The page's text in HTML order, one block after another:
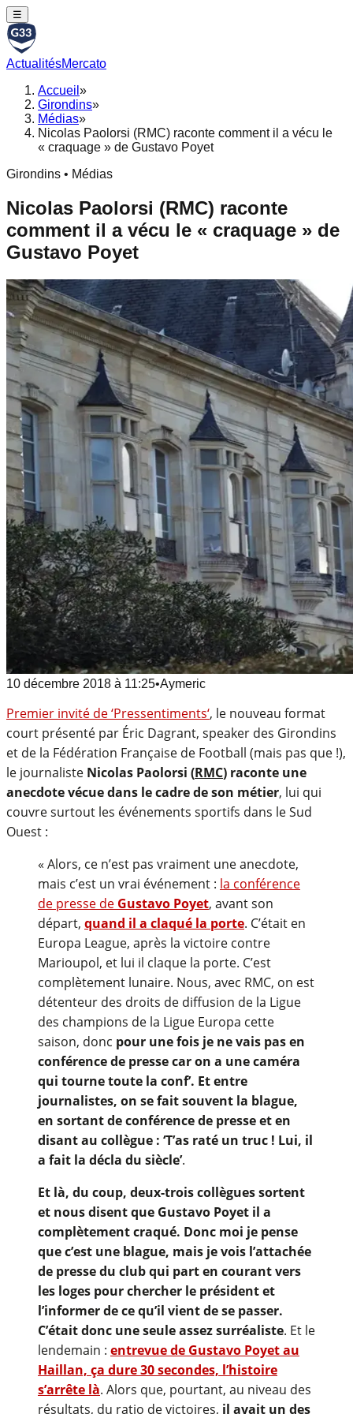
☰
ActualitésMercato
Accueil »
Girondins»
Médias»
Nicolas Paolorsi (RMC) raconte comment il a vécu le
« craquage » de Gustavo Poyet
Girondins • Médias
Nicolas Paolorsi (RMC) raconte
comment il a vécu le « craquage » de
Gustavo Poyet
10 décembre 2018 à 11:25•Aymeric
Premier invité de ‘Pressentiments‘, le nouveau format
court présenté par Éric Dagrant, speaker des Girondins
et de la Fédération Française de Football (mais pas que !),
le journaliste Nicolas Paolorsi (RMC) raconte une
anecdote vécue dans le cadre de son métier, lui qui
couvre surtout les événements sportifs dans le Sud
Ouest :
« Alors, ce n’est pas vraiment une anecdote,
mais c’est un vrai événement : la conférence
de presse de Gustavo Poyet, avant son
départ, quand il a claqué la porte. C’était en
Europa League, après la victoire contre
Marioupol, et lui il claque la porte. C’est
complètement lunaire. Nous, avec RMC, on est
détenteur des droits de diffusion de la Ligue
des champions de la Ligue Europa cette
saison, donc pour une fois je ne vais pas en
conférence de presse car on a une caméra
qui tourne toute la conf’. Et entre
journalistes, on se fait souvent la blague,
en sortant de conférence de presse et en
disant au collègue : ‘T’as raté un truc ! Lui, il
a fait la décla du siècle’.
Et là, du coup, deux-trois collègues sortent
et nous disent que Gustavo Poyet il a
complètement craqué. Donc moi je pense
que c’est une blague, mais je vois l’attachée
de presse du club qui part en courant vers
les loges pour chercher le président et
l’informer de ce qu’il vient de se passer.
C’était donc une seule assez surréaliste. Et le
lendemain : entrevue de Gustavo Poyet au
Haillan, ça dure 30 secondes, l’histoire
s’arrête là. Alors que, pourtant, au niveau des
résultats, du ratio de victoires, il avait un des